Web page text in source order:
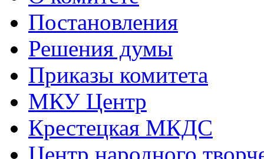
Постановления
Решения думы
Приказы комитета
МКУ Центр
Крестецкая МКДС
Центр народного